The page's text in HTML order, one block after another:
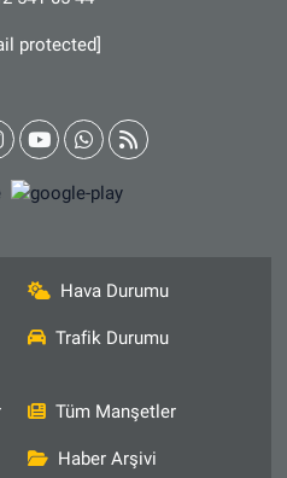
protected]
Hava Durumu
Trafik Durumu
Tüm Manşetler
Haber Arşivi